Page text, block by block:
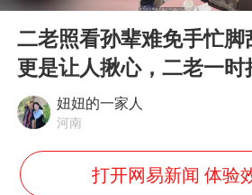
胡彦斌韩磊
胡彦斌获《
38岁演员求
Play
二老照看孙辈难免手忙
更是让人揪心，二老一时
妞妞的一家人
河南
打开网易新闻 体验